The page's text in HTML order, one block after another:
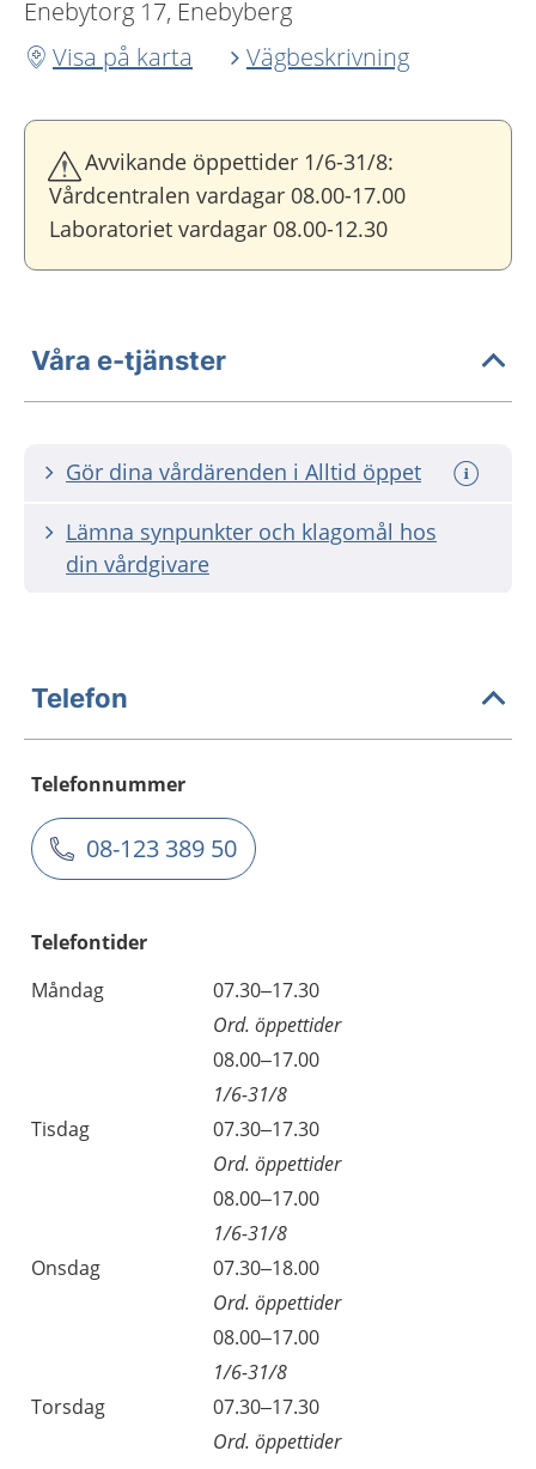
Enebytorg 17, Enebyberg
Visa på karta
Vägbeskrivning
Avvikande öppettider 1/6-31/8:
Vårdcentralen vardagar 08.00-17.00
Laboratoriet vardagar 08.00-12.30
Våra e-tjänster
Gör dina vårdärenden i Alltid öppet
Lämna synpunkter och klagomål hos
din vårdgivare
Telefon
Telefonnummer
08-123 389 50
Telefontider
Måndag
07.30–17.30
Ord. öppettider
08.00–17.00
1/6-31/8
Tisdag
07.30–17.30
Ord. öppettider
08.00–17.00
1/6-31/8
Onsdag
07.30–18.00
Ord. öppettider
08.00–17.00
1/6-31/8
Torsdag
07.30–17.30
Ord. öppettider